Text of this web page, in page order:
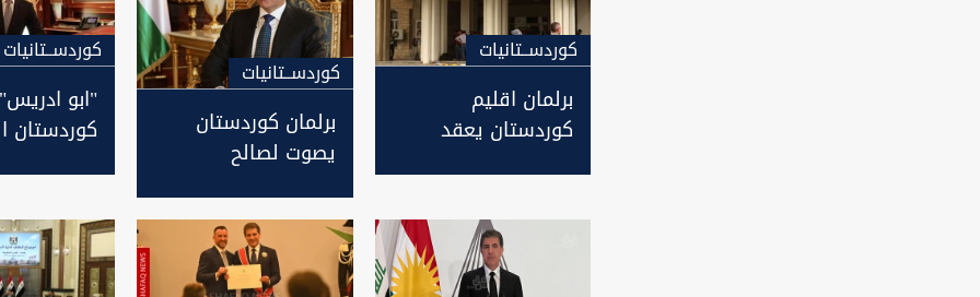
كوردســتانيات
برلمان اقليم
كوردستان يعقد
كوردســتانيات
برلمان كوردستان
يصوت لصالح
رئيسا للاقليم
كوردســتانيات
"ابو
كوردستان